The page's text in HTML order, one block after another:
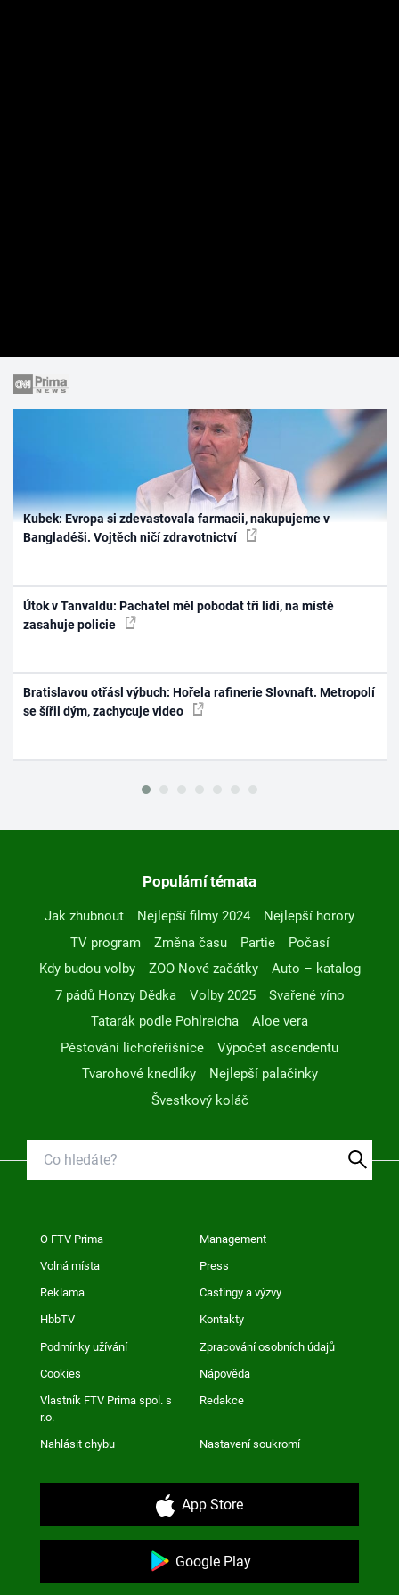
Kubek: Evropa si zdevastovala farmacii, nakupujeme v
Bangladéši. Vojtěch ničí zdravotnictví
Útok v Tanvaldu: Pachatel měl pobodat tři lidi, na místě
zasahuje policie
Bratislavou otřásl výbuch: Hořela rafinerie Slovnaft. Metropolí
se šířil dým, zachycuje video
Populární témata
Jak zhubnout Nejlepší filmy 2024
Nejlepší horory
TV program
Změna času Partie
Počasí
Kdy budou volby
ZOO Nové začátky
Auto – katalog
7 pádů Honzy Dědka
Volby 2025
Svařené víno
Tatarák podle Pohlreicha
Aloe vera
Pěstování lichořeřišnice
Výpočet ascendentu
Tvarohové knedlíky
Nejlepší palačinky
Švestkový koláč
O FTV Prima Management
Volná místa Press
Reklama Castingy a výzvy
HbbTV Kontakty
Podmínky užívání Zpracování osobních údajů
Cookies Nápověda
Vlastník FTV Prima spol. s
r.o.
Redakce
Nahlásit chybu Nastavení soukromí
App Store
Google Play